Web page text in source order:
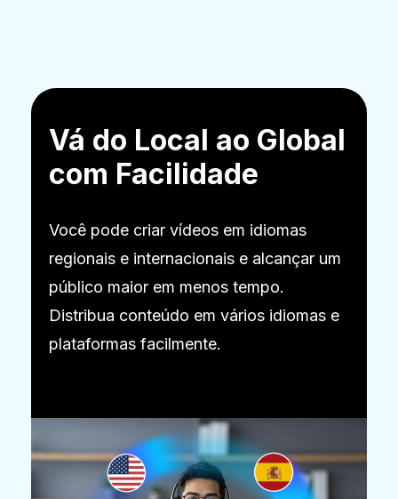
Vá do Local ao Global
com Facilidade
Você pode criar vídeos em idiomas
regionais e internacionais e alcançar um
público maior em menos tempo.
Distribua conteúdo em vários idiomas e
plataformas facilmente.